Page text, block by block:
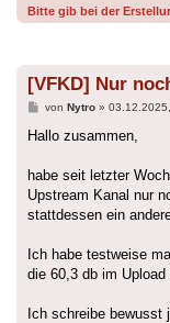
Bitte gib bei der
[VFKD] Nur
Beitrag
von Nytro»
Hallo zusammen,
habe seit letzter
Upstream Kanal nur
stattdessen ein
Ich habe testweise
die 60,3 db im
Ich schreibe bewusst